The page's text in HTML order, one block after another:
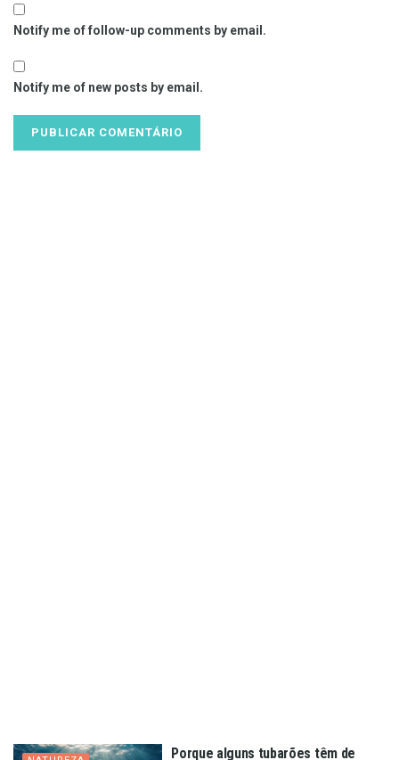
Notify me of follow-up comments by email.
Notify me of new posts by email.
Porque alguns tubarões têm de